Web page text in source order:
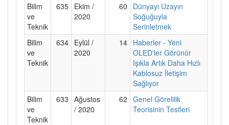
Bilim
ve
Teknik
635 Ekim /
2020
60
Dünyayı Uzayın
Soğuğuyla
Serinletmek
Bilim
ve
Teknik
634 Eylül /
2020
14 Haberler - Yeni
OLED'ler Görünür
Işıkla Artık Daha Hızlı
Kablosuz İletişim
Sağlıyor
Bilim
ve
Teknik
633 Ağustos
/ 2020
62 Genel Görelilik
Teorisinin Testleri